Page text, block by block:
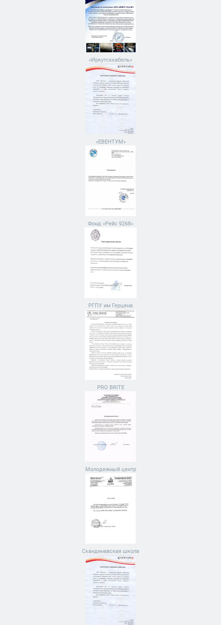
«Иркутсккабель»
«ЕВЕНТУМ»
Фонд «Рейс 9268»
РГПУ им Герцена
PRO BRITE
Молодежный центр
Скандинавская школа